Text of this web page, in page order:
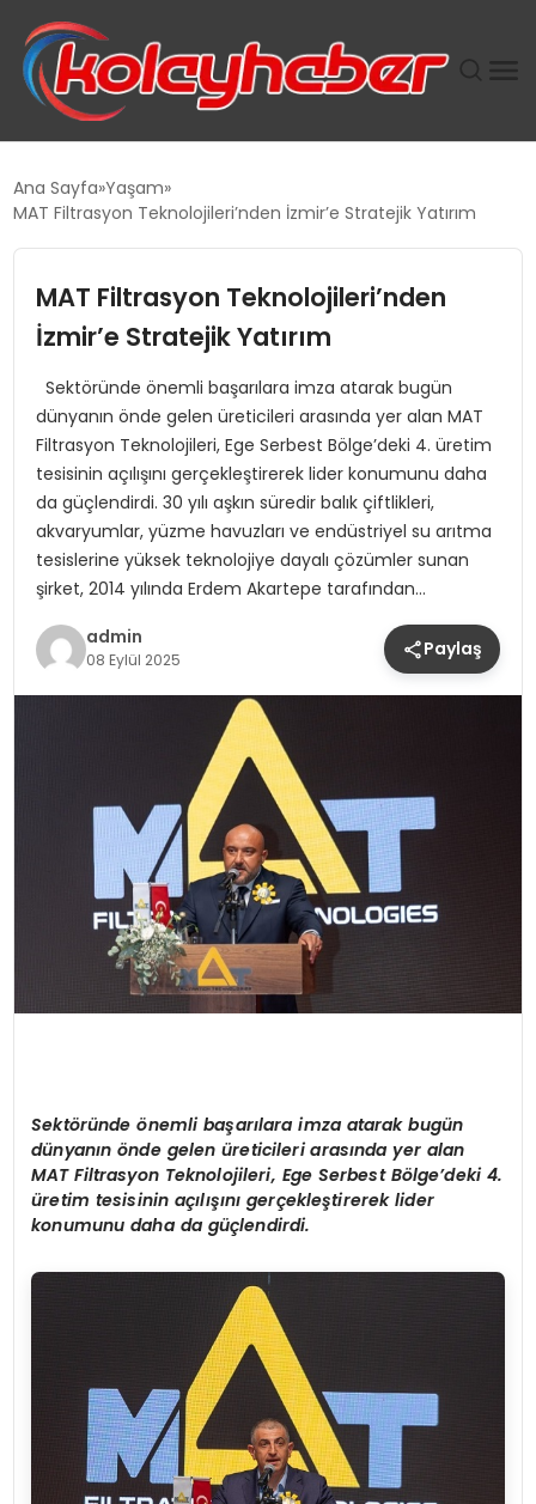
TANYER YAPI ZEMIN MÜHENDISLIĞINDE HEDEF
TOROSLAR’DA PAZAR GERGİNLİĞİ!
Ana Sayfa Yaşam
MAT Filtrasyon Teknolojileri’nden İzmir’e Stratejik Yatırım
MAT Filtrasyon Teknolojileri’nden
İzmir’e Stratejik Yatırım
Sektöründe önemli başarılara imza atarak bugün
dünyanın önde gelen üreticileri arasında yer alan MAT
Filtrasyon Teknolojileri, Ege Serbest Bölge’deki 4. üretim
tesisinin açılışını gerçekleştirerek lider konumunu daha
da güçlendirdi. 30 yılı aşkın süredir balık çiftlikleri,
akvaryumlar, yüzme havuzları ve endüstriyel su arıtma
tesislerine yüksek teknolojiye dayalı çözümler sunan
şirket, 2014 yılında Erdem Akartepe tarafından…
admin
08 Eylül 2025 Paylaş
Sektöründe önemli başarılara imza atarak bugün
dünyanın önde gelen üreticileri arasında yer alan
MAT Filtrasyon Teknolojileri, Ege Serbest Bölge’deki 4.
üretim tesisinin açılışını gerçekleştirerek lider
konumunu daha da güçlendirdi.